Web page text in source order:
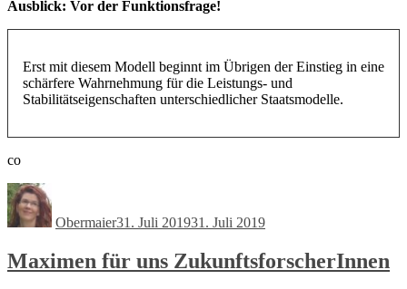
Ausblick: Vor der Funktionsfrage!
Erst mit diesem Modell beginnt im Übrigen der Einstieg in eine
schärfere Wahrnehmung für die Leistungs- und
Stabilitätseigenschaften unterschiedlicher Staatsmodelle.
co
Obermaier31. Juli 201931. Juli 2019
Maximen für uns ZukunftsforscherInnen